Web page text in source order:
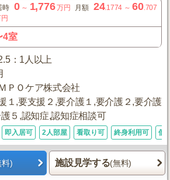
時 0～ 1,776万円 月額 24.1774 ～60.707
4室
：1人以上
ＰＯケア株式会社
１,要支援２,要介護１,要介護２,要介護
５,認知症,認知症相談可
即入居可 2人部屋 看取り可 終身利用可 個
料) 施設見学する(無料)